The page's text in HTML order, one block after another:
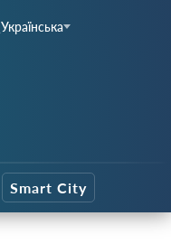
Українська
Smart City